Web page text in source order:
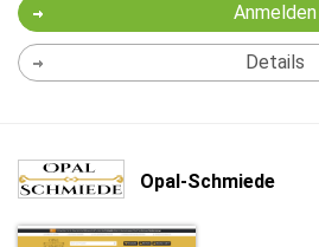
Anmelden
Details
Opal-Schmiede